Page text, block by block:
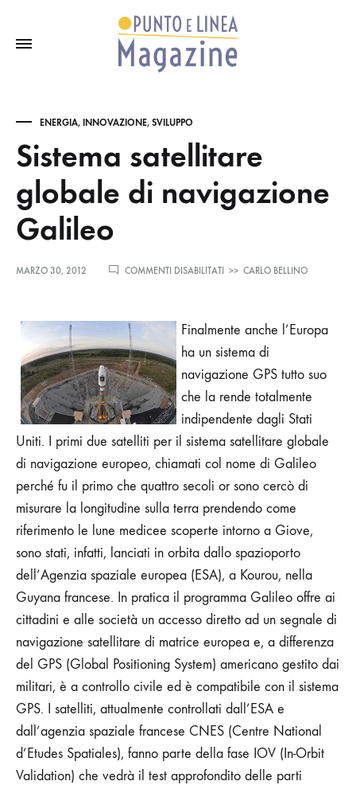
ENERGIA, INNOVAZIONE, SVILUPPO
Sistema satellitare
globale di navigazione
Galileo
MARZO 30, 2012 COMMENTI DISABILITATI
SU
DI
GALILEO
>> CARLO BELLINO
Finalmente anche l’Europa
ha un sistema di
navigazione GPS tutto suo
che la rende totalmente
indipendente dagli Stati
Uniti. I primi due satelliti per il sistema satellitare globale
di navigazione europeo, chiamati col nome di Galileo
perché fu il primo che quattro secoli or sono cercò di
misurare la longitudine sulla terra prendendo come
riferimento le lune medicee scoperte intorno a Giove,
sono stati, infatti, lanciati in orbita dallo spazioporto
dell’Agenzia spaziale europea (ESA), a Kourou, nella
Guyana francese. In pratica il programma Galileo offre ai
cittadini e alle società un accesso diretto ad un segnale di
navigazione satellitare di matrice europea e, a differenza
del GPS (Global Positioning System) americano gestito dai
militari, è a controllo civile ed è compatibile con il sistema
GPS. I satelliti, attualmente controllati dall’ESA e
dall’agenzia spaziale francese CNES (Centre National
d’Etudes Spatiales), fanno parte della fase IOV (In-Orbit
Validation) che vedrà il test approfondito delle parti